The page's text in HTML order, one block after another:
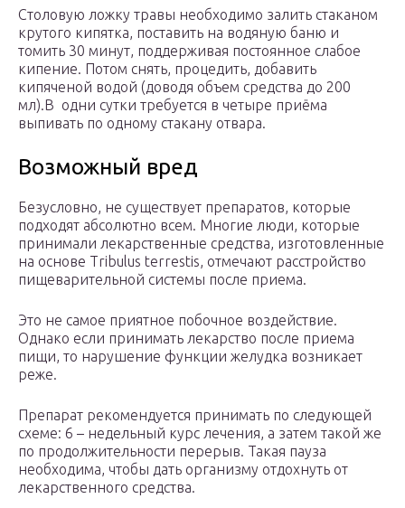
Столовую ложку травы необходимо залить стаканом
крутого кипятка, поставить на водяную баню и
томить 30 минут, поддерживая постоянное слабое
кипение. Потом снять, процедить, добавить
кипяченой водой (доводя объем средства до 200
мл).В одни сутки требуется в четыре приёма
выпивать по одному стакану отвара.
Возможный вред
Безусловно, не существует препаратов, которые
подходят абсолютно всем. Многие люди, которые
принимали лекарственные средства, изготовленные
на основе Tribulus terrestis, отмечают расстройство
пищеварительной системы после приема.
Это не самое приятное побочное воздействие.
Однако если принимать лекарство после приема
пищи, то нарушение функции желудка возникает
реже.
Препарат рекомендуется принимать по следующей
схеме: 6 – недельный курс лечения, а затем такой же
по продолжительности перерыв. Такая пауза
необходима, чтобы дать организму отдохнуть от
лекарственного средства.